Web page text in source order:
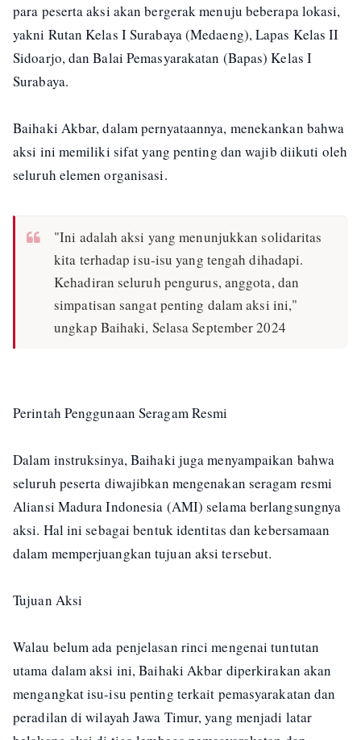
para peserta aksi akan bergerak menuju beberapa lokasi,
yakni Rutan Kelas I Surabaya (Medaeng), Lapas Kelas II
Sidoarjo, dan Balai Pemasyarakatan (Bapas) Kelas I
Surabaya.
Baihaki Akbar, dalam pernyataannya, menekankan bahwa
aksi ini memiliki sifat yang penting dan wajib diikuti oleh
seluruh elemen organisasi.
"Ini adalah aksi yang menunjukkan solidaritas
kita terhadap isu-isu yang tengah dihadapi.
Kehadiran seluruh pengurus, anggota, dan
simpatisan sangat penting dalam aksi ini,"
ungkap Baihaki, Selasa September 2024
Perintah Penggunaan Seragam Resmi
Dalam instruksinya, Baihaki juga menyampaikan bahwa
seluruh peserta diwajibkan mengenakan seragam resmi
Aliansi Madura Indonesia (AMI) selama berlangsungnya
aksi. Hal ini sebagai bentuk identitas dan kebersamaan
dalam memperjuangkan tujuan aksi tersebut.
Tujuan Aksi
Walau belum ada penjelasan rinci mengenai tuntutan
utama dalam aksi ini, Baihaki Akbar diperkirakan akan
mengangkat isu-isu penting terkait pemasyarakatan dan
peradilan di wilayah Jawa Timur, yang menjadi latar